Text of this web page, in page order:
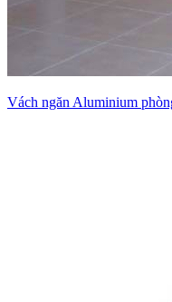
Vách ngăn Aluminium